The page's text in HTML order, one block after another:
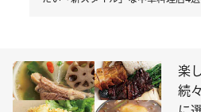
楽
続